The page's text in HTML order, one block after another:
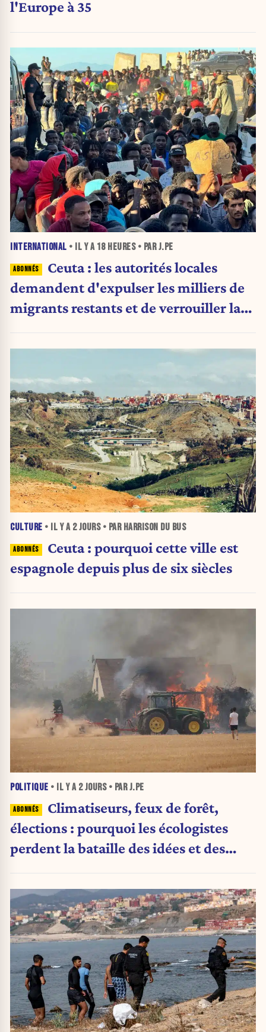
l'Europe à 35
INTERNATIONAL • IL Y A 18 HEURES• PAR J.PE
Ceuta : les autorités locales
demandent d'expulser les milliers de
migrants restants et de verrouiller la
CULTURE • IL Y A 2 JOURS• PAR HARRISON DU BUS
Ceuta : pourquoi cette ville est
espagnole depuis plus de six siècles
POLITIQUE • IL Y A 2 JOURS• PAR J.PE
Climatiseurs, feux de forêt,
élections : pourquoi les écologistes
perdent la bataille des idées et des